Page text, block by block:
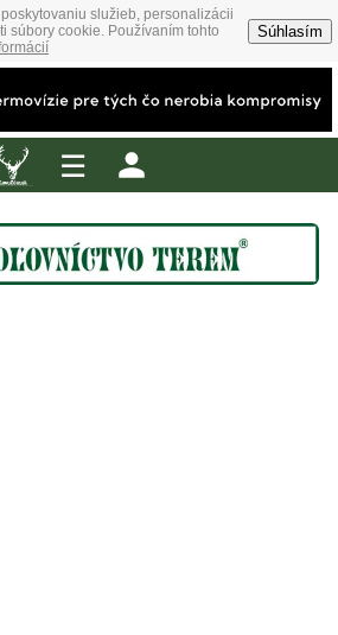
služieb, personalizácii
súbory cookie. Používaním tohto
Súhlasím
☰